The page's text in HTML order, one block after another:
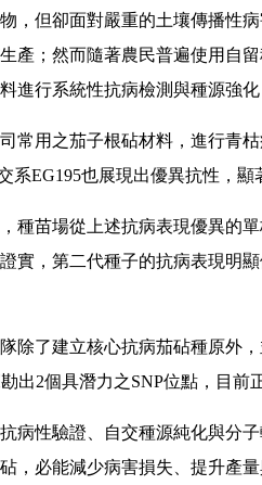
，但卻面對嚴重的土壤傳播性
產；然而隨著農民普遍使用自
進行系統性抗病檢測與種源強
常用之茄子根砧材料，進行青
系EG195也展現出優異抗性，顯
苗場從上述抗病表現優異的單
實，第二代種子的抗病表現明
了建立核心抗病茄砧種原外
出2個具潛力之SNP位點，目
病性驗證、自交種源純化與分
，必能減少病害損失、提升產